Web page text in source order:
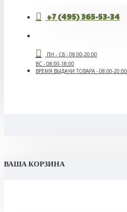
+7 (495) 365-53-34
ПН - СБ - 08:00-20:00
ВС - 08:00-18:00
ВРЕМЯ ВЫДАЧИ ТОВАРА - 08:00-20:00
ВАША КОРЗИНА